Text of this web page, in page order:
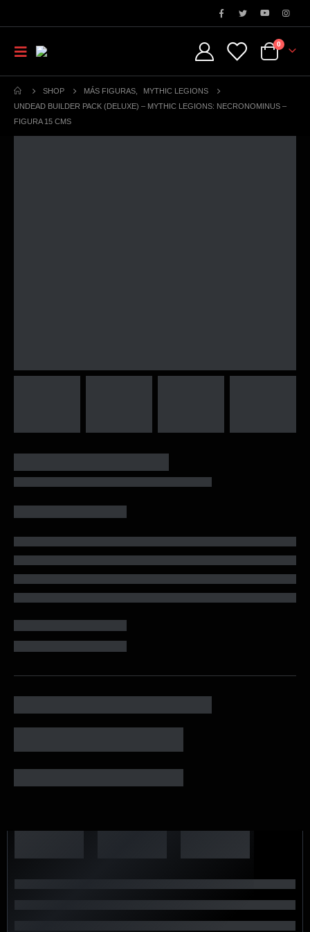
0
SHOP MÁS FIGURAS
MYTHIC LEGIONS
UNDEAD BUILDER PACK (DELUXE) – MYTHIC LEGIONS: NECRONOMINUS –
FIGURA 15 CMS